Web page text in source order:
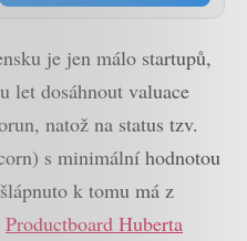
je jen málo startupů,
let dosáhnout valuace
natož na status tzv.
s minimální hodnotou
k tomu má z
Productboard Huberta